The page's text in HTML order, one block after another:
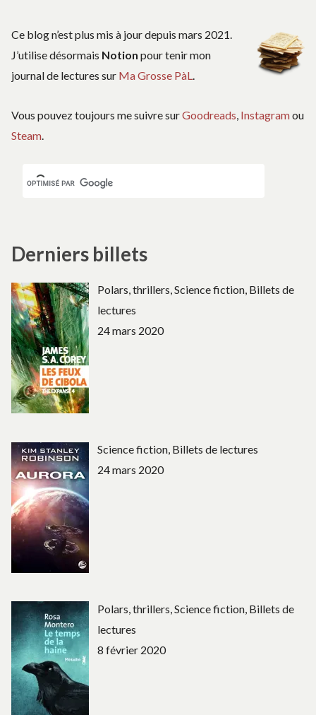
Ce blog n’est plus mis à jour depuis mars 2021.
J’utilise désormais Notion pour tenir mon
journal de lectures sur Ma Grosse PàL.
Vous pouvez toujours me suivre surGoodreads Instagramou
Steam
Derniers billets
Polars, thrillers, Science fiction, Billets de
lectures
24 mars 2020
Science fiction, Billets de lectures
24 mars 2020
Polars, thrillers, Science fiction, Billets de
lectures
8 février 2020